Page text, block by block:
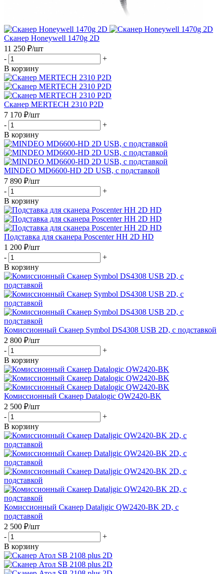
Сканер Honeywell 1470g 2D
11 250 ₽/шт
-
+
В корзину
Сканер MERTECH 2310 P2D
7 170 ₽/шт
-
+
В корзину
MINDEO MD6600-HD 2D USB, с подставкой
7 890 ₽/шт
-
+
В корзину
Подставка для сканера Poscenter HH 2D HD
1 200 ₽/шт
-
+
В корзину
Комиссионный Сканер Symbol DS4308 USB 2D, с подставкой
2 800 ₽/шт
-
+
В корзину
Комиссионный Сканер Datalogic QW2420-BK
2 500 ₽/шт
-
+
В корзину
Комиссионный Сканер Dataljgic QW2420-BK 2D, с
подставкой
2 500 ₽/шт
-
+
В корзину